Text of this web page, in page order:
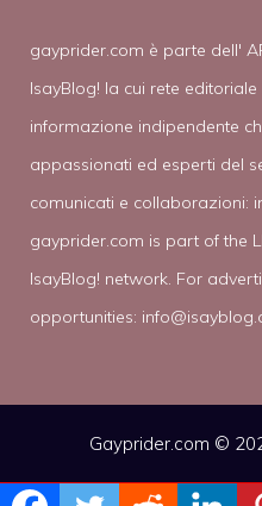
gayprider.com è parte dell'
IsayBlog! la cui rete
informazione indipendente
appassionati ed esperti del
comunicati e collaborazioni:
gayprider.com is part of the
IsayBlog! network. For
opportunities:
Gayprider.com ©